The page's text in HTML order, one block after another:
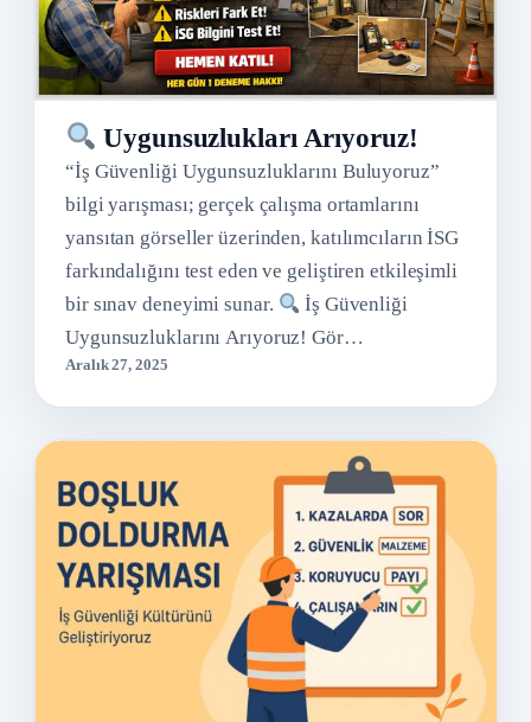
Uygunsuzlukları Arıyoruz!
“İş Güvenliği Uygunsuzluklarını Buluyoruz”
bilgi yarışması; gerçek çalışma ortamlarını
yansıtan görseller üzerinden, katılımcıların İSG
farkındalığını test eden ve geliştiren etkileşimli
bir sınav deneyimi sunar.
İş Güvenliği
Uygunsuzluklarını Arıyoruz! Gör…
Aralık 27, 2025